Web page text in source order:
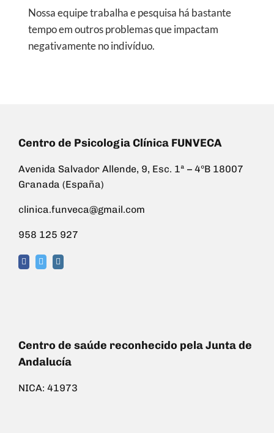
Nossa equipe trabalha e pesquisa há bastante
tempo em outros problemas que impactam
negativamente no indivíduo.
Centro de Psicologia Clínica FUNVECA
Avenida Salvador Allende, 9, Esc. 1ª – 4ºB 18007
Granada (España)
clinica.funveca@gmail.com
958 125 927
Centro de saúde reconhecido pela Junta de
Andalucía
NICA: 41973